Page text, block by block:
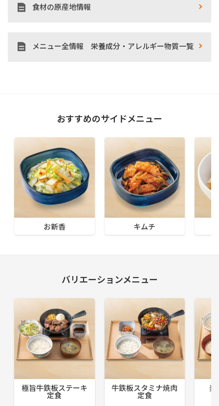
食材の原産地情報
メニュー全情報 栄養成分・アレルギー物質一覧
おすすめのサイドメニュー
お新香 キムチ
バリエーションメニュー
極旨牛鉄板ステーキ
定食
牛鉄板スタミナ焼肉
定食
麦